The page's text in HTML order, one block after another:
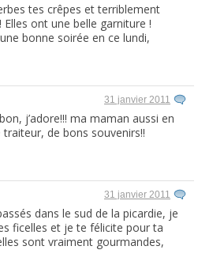
tes crêpes et terriblement
Elles ont une belle garniture !
bonne soirée en ce lundi,
31 janvier 2011
j’adore!!! ma maman aussi en
de bons souvenirs!!
31 janvier 2011
dans le sud de la picardie, je
ficelles et je te félicite pour ta
sont vraiment gourmandes,